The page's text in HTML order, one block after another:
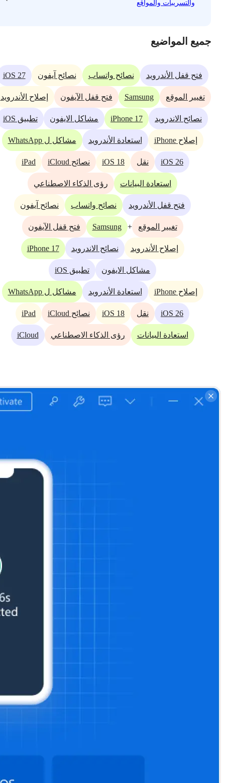
والتسريبات والمواقع
جميع المواضيع
فتح قفل الأندرويد نصائح واتساب نصائح آيفون iOS 27
تغيير الموقع Samsung فتح قفل الآيفون إصلاح الأندرويد
نصائح الاندرويد iPhone 17 مشاكل الايفون تطبيق iOS
إصلاح iPhone استعادة الأندرويد مشاكل ل WhatsApp
iOS 26 نقل iOS 18 نصائح iCloud iPad
استعادة البيانات رؤى الذكاء الاصطناعي
فتح قفل الأندرويد نصائح واتساب نصائح آيفون
تغيير الموقع +
Samsung فتح قفل الآيفون
إصلاح الأندرويد نصائح الاندرويد iPhone 17
مشاكل الايفون تطبيق iOS
إصلاح iPhone استعادة الأندرويد مشاكل ل WhatsApp
iOS 26 نقل iOS 18 نصائح iCloud iPad
استعادة البيانات رؤى الذكاء الاصطناعي iCloud